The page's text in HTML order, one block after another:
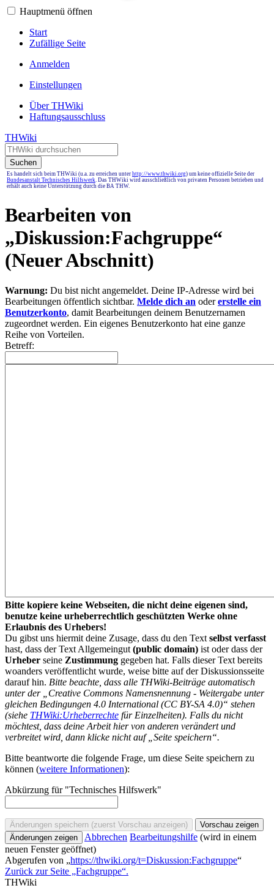
Hauptmenü öffnen
Start
Zufällige Seite
Anmelden
Einstellungen
Über THWiki
Haftungsausschluss
THWiki
Suchen
Es handelt sich beim THWiki (u.a. zu erreichen unter http://www.thwiki.org) um keine offizielle Seite der
Bundesanstalt Technisches Hilfswerk. Das THWiki wird ausschließlich von privaten Personen betrieben und
erhält auch keine Unterstützung durch die BA THW.
Bearbeiten von
„Diskussion:Fachgruppe“
(Neuer Abschnitt)
Warnung: Du bist nicht angemeldet. Deine IP-Adresse wird bei
Bearbeitungen öffentlich sichtbar. Melde dich an odererstelle ein
Benutzerkonto, damit Bearbeitungen deinem Benutzernamen
zugeordnet werden. Ein eigenes Benutzerkonto hat eine ganze
Reihe von Vorteilen.
Betreff:
Bitte kopiere keine Webseiten, die nicht deine eigenen sind,
benutze keine urheberrechtlich geschützten Werke ohne
Erlaubnis des Urhebers!
Du gibst uns hiermit deine Zusage, dass du den Text selbst verfasst
hast, dass der Text Allgemeingut (public domain) ist oder dass der
Urheber seine Zustimmung gegeben hat. Falls dieser Text bereits
woanders veröffentlicht wurde, weise bitte auf der Diskussionsseite
darauf hin. Bitte beachte, dass alle THWiki-Beiträge automatisch
unter der „Creative Commons Namensnennung - Weitergabe unter
gleichen Bedingungen 4.0 International (CC BY-SA 4.0)“ stehen
(siehe THWiki:Urheberrechte für Einzelheiten). Falls du nicht
möchtest, dass deine Arbeit hier von anderen verändert und
verbreitet wird, dann klicke nicht auf „Seite speichern“.
Bitte beantworte die folgende Frage, um diese Seite speichern zu
können (weitere Informationen):
Abkürzung für "Technisches Hilfswerk"
Abbrechen Bearbeitungshilfe (wird in einem
neuen Fenster geöffnet)
Abgerufen von „https://thwiki.org/t=Diskussion:Fachgruppe“
Zurück zur Seite „Fachgruppe“.
THWiki